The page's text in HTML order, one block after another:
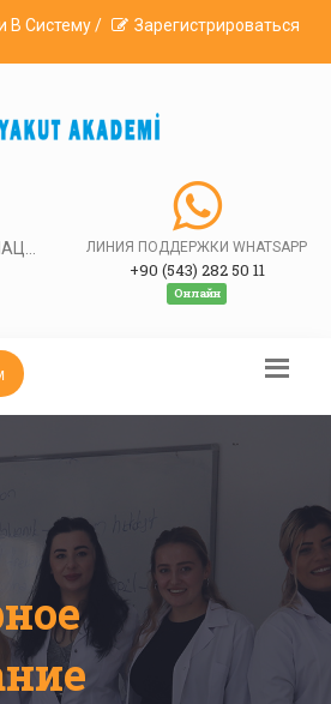
В Систему / Зарегистрироваться
ЛИНИЯ ПОДДЕРЖКИ WHATSAPP
+90 (543) 282 50 11
Онлайн